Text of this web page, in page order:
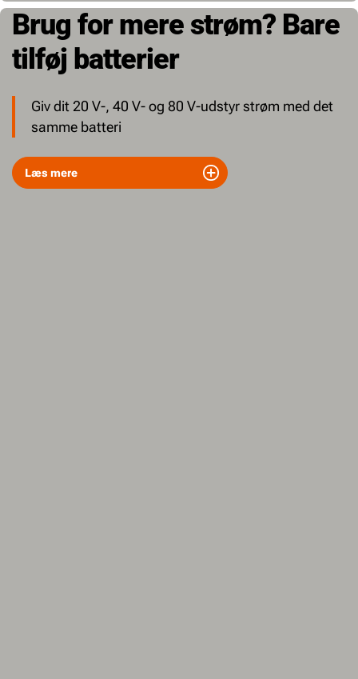
Brug for mere strøm? Bare
tilføj batterier
Giv dit 20 V-, 40 V- og 80 V-udstyr strøm med det
samme batteri
Læs mere